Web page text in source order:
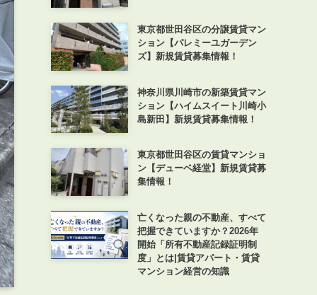
東京都世田谷区の分譲賃貸マン
ション【パレミーユガーデン
ズ】新規賃貸募集情報！
神奈川県川崎市の新築賃貸マン
ション【ハイムスイート川崎小
島新田】新規賃貸募集情報！
東京都世田谷区の賃貸マンショ
ン【デューベ経堂】新規賃貸募
集情報！
亡くなった親の不動産、すべて
把握できていますか？2026年
開始「所有不動産記録証明制
度」とは|賃貸アパート・賃貸
マンション経営の知識